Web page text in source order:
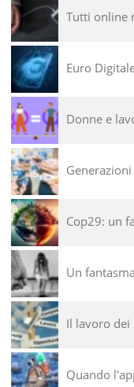
Tutti online
Euro
Donne e
Cop29: un
Un
Il lavoro dei
Quando